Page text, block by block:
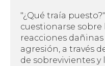
"¿Qué traía
cuestionarse sobre
reacciones
agresión, a través
de sobrevivientes y